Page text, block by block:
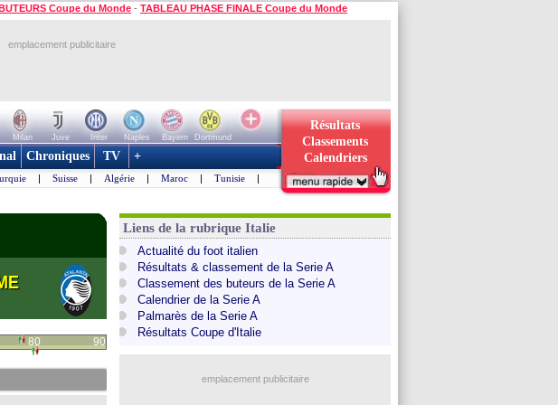
Coupe du Monde - TABLEAU PHASE FINALE Coupe du Monde
emplacement publicitaire
Milan Juve Inter Naples Bayern
Dortmund
Résultats
Classements
Calendriers
Chroniques TV +
| Suisse | Algérie | Maroc | Tunisie |
80 90
Liens de la rubrique Italie
Actualité du foot italien
Résultats & classement de la Serie A
Classement des buteurs de la Serie A
Calendrier de la Serie A
Palmarès de la Serie A
Résultats Coupe d'Italie
emplacement publicitaire